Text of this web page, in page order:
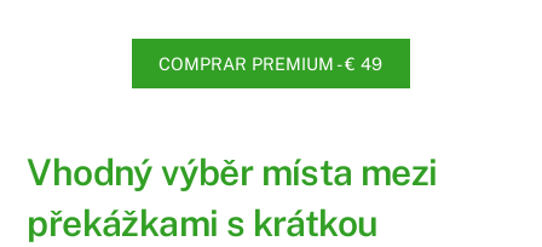
COMPRAR PREMIUM - € 49
Vhodný výběr místa mezi
překážkami s krátkou